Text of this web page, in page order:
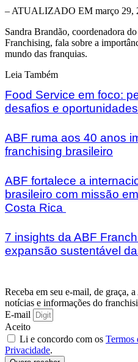
– ATUALIZADO EM março 29,
Sandra Brandão, coordenadora
Franchising, fala sobre a
mundo das franquias.
Leia Também
Food Service em foco:
desafios e
ABF ruma aos 40 anos
franchising brasileiro
ABF fortalece a
brasileiro com missão
Costa Rica
7 insights da ABF
expansão sustentável
Receba em seu e-mail, de graça,
notícias e informações do
E-mail
Aceito
Li e concordo com os Termos
Privacidade.